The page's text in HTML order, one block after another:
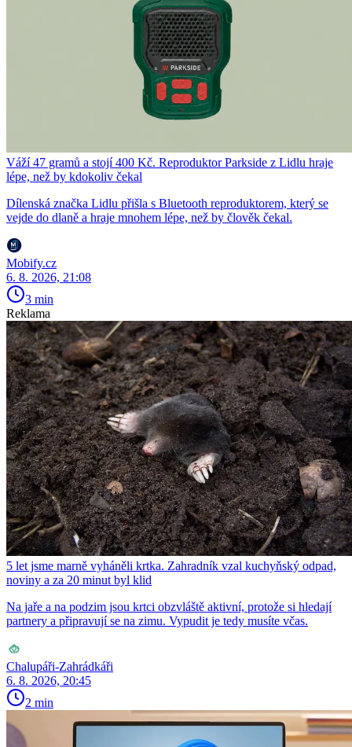
Váží 47 gramů a stojí 400 Kč. Reproduktor Parkside z Lidlu hraje
lépe, než by kdokoliv čekal
Dílenská značka Lidlu přišla s Bluetooth reproduktorem, který se
vejde do dlaně a hraje mnohem lépe, než by člověk čekal.
Mobify.cz
6. 8. 2026, 21:08
3 min
Reklama
5 let jsme marně vyháněli krtka. Zahradník vzal kuchyňský odpad,
noviny a za 20 minut byl klid
Na jaře a na podzim jsou krtci obzvláště aktivní, protože si hledají
partnery a připravují se na zimu. Vypudit je tedy musíte včas.
Chalupáři-Zahrádkáři
6. 8. 2026, 20:45
2 min